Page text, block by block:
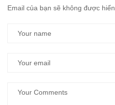
Email của bạn sẽ không được